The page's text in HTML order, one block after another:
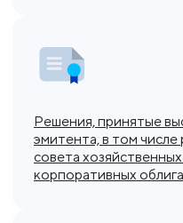
Решения, принятые
эмитента, в том
совета
корпоративных